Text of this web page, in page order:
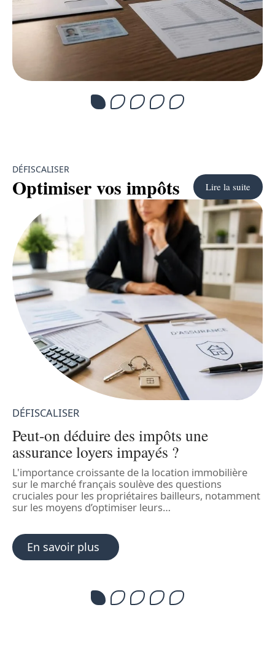
DÉFISCALISER
Optimiser vos impôts Lire la suite
DÉFISCALISER
Peut-on déduire des impôts une
assurance loyers impayés ?
L'importance croissante de la location immobilière
sur le marché français soulève des questions
cruciales pour les propriétaires bailleurs, notamment
sur les moyens d’optimiser leurs…
En savoir plus